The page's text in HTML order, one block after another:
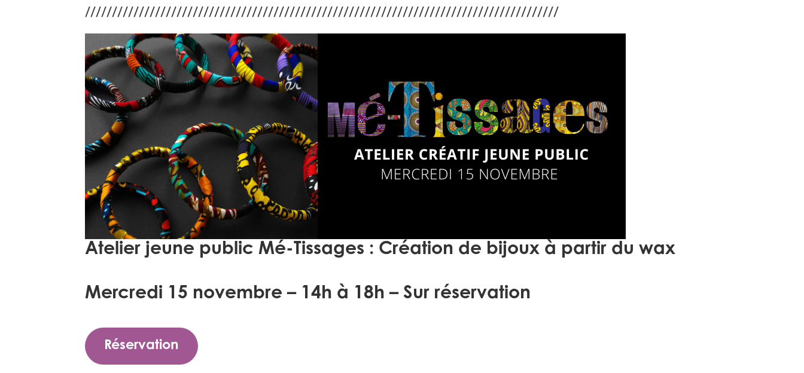
////////////////////////////////////////////////////////////////////////////////////////
Atelier jeune public Mé-Tissages : Création de bijoux à partir du wax
Mercredi 15 novembre – 14h à 18h – Sur réservation
Réservation